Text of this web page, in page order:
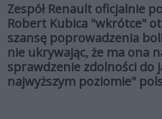
Zespół Renault oficjalnie
Robert Kubica "wkrótce"
szansę poprowadzenia
nie ukrywając, że ma ona
sprawdzenie zdolności do
najwyższym poziomie"